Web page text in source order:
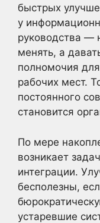
быстрых
у
руководства —
менять, а
полномочия
рабочих мест.
постоянного
становится
По мере
возникает
интеграции.
бесполезны,
устаревшие